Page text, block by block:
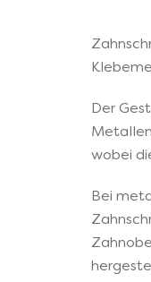
Der
wobei
Bei